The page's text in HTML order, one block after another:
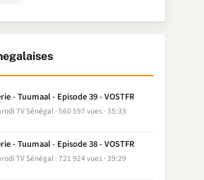
- Tuumaal - Episode 39 - VOSTFR
TV Sénégal 560 597 vues 35:33
- Tuumaal - Episode 38 - VOSTFR
TV Sénégal 721 924 vues 39:29